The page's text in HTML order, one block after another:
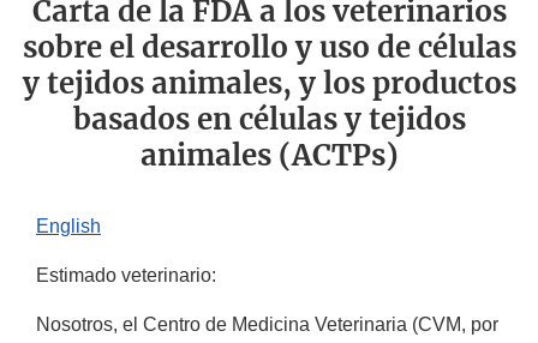
Carta de la FDA a los veterinarios
sobre el desarrollo y uso de células
y tejidos animales, y los productos
basados en células y tejidos
animales (ACTPs)
English
Estimado veterinario:
Nosotros, el Centro de Medicina Veterinaria (CVM, por